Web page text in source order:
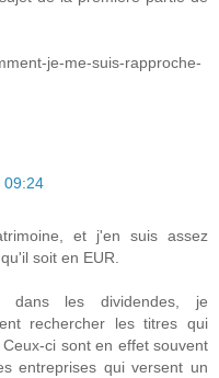
je-me-suis-rapproche-
09:24
et j'en suis assez
soit en EUR.
dans les dividendes, je
rechercher les titres qui
ci sont en effet souvent
entreprises qui versent un